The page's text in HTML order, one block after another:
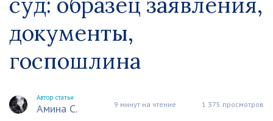
документы,
госпошлина
Автор статьи
Амина С. 9 минут на чтение 1 375 просмотров